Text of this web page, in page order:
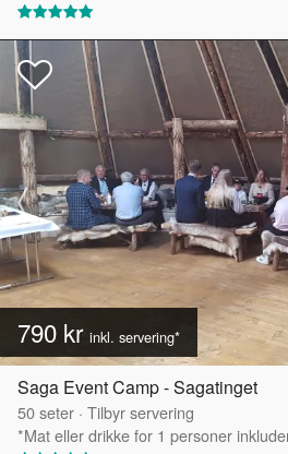
790 kr inkl. servering*
Saga Event Camp - Sagatinget
50seter · Tilbyr servering
*Mat eller drikke for 1 personer